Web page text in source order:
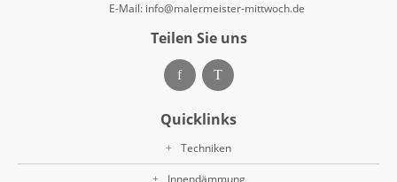
E-Mail: info@malermeister-mittwoch.de
Teilen Sie uns
Quicklinks
Techniken